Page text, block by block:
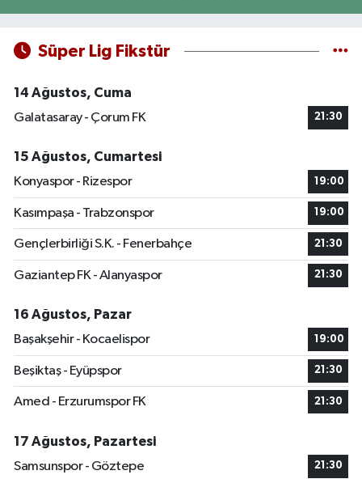
Süper Lig Fikstür
14 Ağustos, Cuma
Galatasaray - Çorum FK
21:30
15 Ağustos, Cumartesi
Konyaspor - Rizespor
19:00
Kasımpaşa - Trabzonspor 19:00
Gençlerbirliği S.K. - Fenerbahçe 21:30
Gaziantep FK - Alanyaspor 21:30
16 Ağustos, Pazar
Başakşehir - Kocaelispor
19:00
Beşiktaş - Eyüpspor 21:30
Amed - Erzurumspor FK 21:30
17 Ağustos, Pazartesi
Samsunspor - Göztepe
21:30